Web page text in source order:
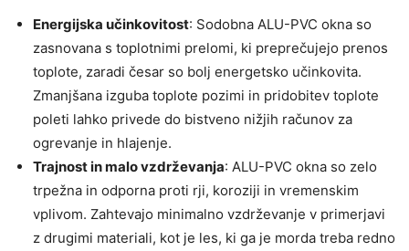
Energijska učinkovitost: Sodobna ALU-PVC okna so
zasnovana s toplotnimi prelomi, ki preprečujejo prenos
toplote, zaradi česar so bolj energetsko učinkovita.
Zmanjšana izguba toplote pozimi in pridobitev toplote
poleti lahko privede do bistveno nižjih računov za
ogrevanje in hlajenje.
Trajnost in malo vzdrževanja: ALU-PVC okna so zelo
trpežna in odporna proti rji, koroziji in vremenskim
vplivom. Zahtevajo minimalno vzdrževanje v primerjavi
z drugimi materiali, kot je les, ki ga je morda treba redno